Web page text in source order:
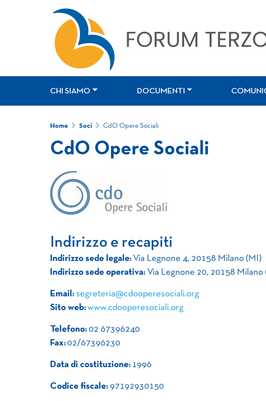
CHI SIAMO DOCUMENTI
Home Soci CdO Opere Sociali
CdO Opere Sociali
Indirizzo e recapiti
Indirizzo sede legale: Via Legnone 4, 20158 Milano (MI)
Indirizzo sede operativa: Via Legnone 20, 20158 Milano
Email: segreteria@cdooperesociali.org
Sito web:www.cdooperesociali.org
Telefono: 02 67396240
Fax:02/67396230
Data di costituzione: 1996
Codice fiscale: 97192930150